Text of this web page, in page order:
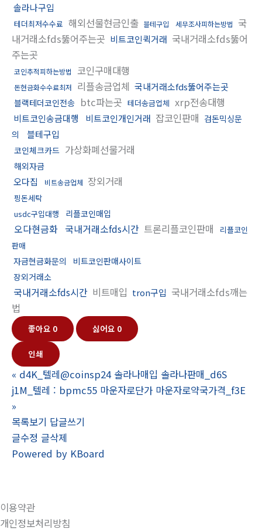
솔라나구입
테더최저수수료 해외선물현금인출 블테구입 세무조사피하는방법
국
내거래소fds뚫어주는곳 비트코인퀵거래 국내거래소fds뚫어
주는곳
코인추적피하는방법 코인구매대행
돈현금화수수료최저 리플송금업체 국내거래소fds뚫어주는곳
블랙테더코인전송 btc파는곳 테더송금업체 xrp전송대행
비트코인송금대행 비트코인개인거래 잡코인판매 검돈믹싱문
의
블테구입
코인체크카드 가상화폐선물거래
해외자금
오다집 비트송금업체 장외거래
핑돈세탁
usdc구입대행
리플코인매입
오다현금화 국내거래소fds시간 트론리플코인판매
리플코인
판매
자금현금화문의
비트코인판매사이트
장외거래소
국내거래소fds시간 비트매입 tron구입 국내거래소fds깨는
법
좋아요 0 싫어요 0
인쇄
« d4K_텔레@coinsp24 솔라나매입 솔라나판매_d6S
j1M_텔레 : bpmc55 마운자로단가 마운자로약국가격_f3E
»
목록보기 답글쓰기
글수정 글삭제
Powered by KBoard
이용약관
개인정보처리방침